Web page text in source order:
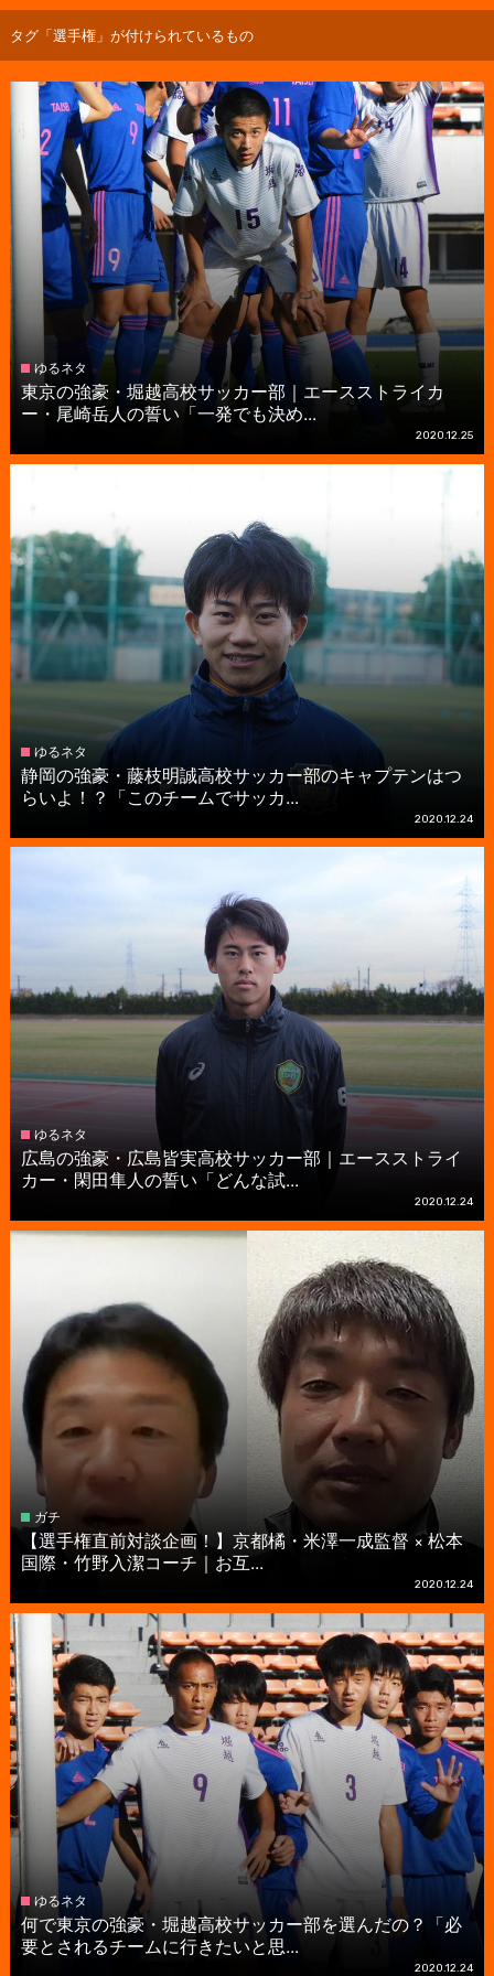
タグ「選手権」が付けられているもの
ゆるネタ
東京の強豪・堀越高校サッカー部｜エースストライカ
ー・尾崎岳人の誓い「一発でも決め...
2020.12.25
ゆるネタ
静岡の強豪・藤枝明誠高校サッカー部のキャプテンはつ
らいよ！？「このチームでサッカ...
2020.12.24
ゆるネタ
広島の強豪・広島皆実高校サッカー部｜エースストライ
カー・閑田隼人の誓い「どんな試...
2020.12.24
ガチ
【選手権直前対談企画！】京都橘・米澤一成監督 × 松本
国際・竹野入潔コーチ｜お互...
2020.12.24
ゆるネタ
何で東京の強豪・堀越高校サッカー部を選んだの？「必
要とされるチームに行きたいと思...
2020.12.24